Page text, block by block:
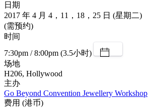
日期
2017 年 4 月 4，11，18，25 日 (星期二)
(需预约)
时间
7:30pm / 8:00pm (3.5小时)
场地
H206, Hollywood
主办
Go Beyond Convention Jewellery Workshop
费用 (港币)